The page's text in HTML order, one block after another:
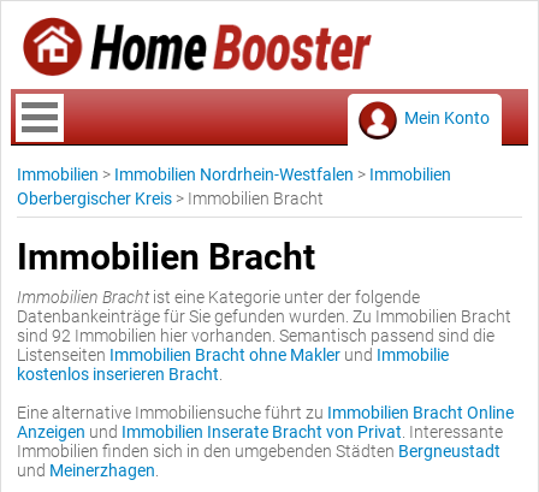
Mein Konto
Immobilien > Immobilien Nordrhein-Westfalen > Immobilien
Oberbergischer Kreis > Immobilien Bracht
Immobilien Bracht
Immobilien Brachtist eine Kategorie unter der folgende
Datenbankeinträge für Sie gefunden wurden. Zu Immobilien Bracht
sind 92 Immobilien hier vorhanden. Semantisch passend sind die
Listenseiten Immobilien Bracht ohne Makler und Immobilie
kostenlos inserieren Bracht
Eine alternative Immobiliensuche führt zu Immobilien Bracht Online
Anzeigen und Immobilien Inserate Bracht von Privat . Interessante
Immobilien finden sich in den umgebenden Städten Bergneustadt
und Meinerzhagen